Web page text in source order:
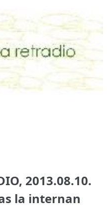
2013.08.10.
la internan